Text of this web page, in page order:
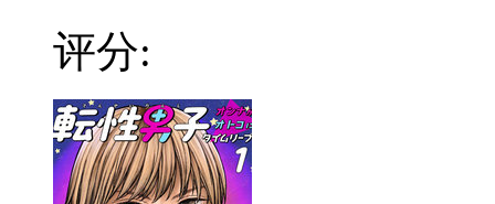
评分: